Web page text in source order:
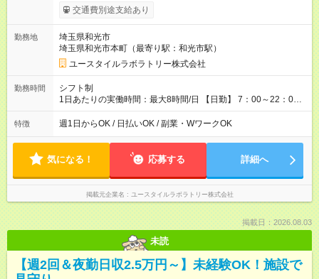
考慮して決定します 【収入例】 週1回勤務の場合：1,510円×8時
間×4回=4万8,320円 週3回勤務の場合：1,510円×8時間×12回
1,600円 【試用期間】試用期間あり 試用期間の長さ：2ヶ月
※ 雇用形態と給与に、本採用時と異なる部分があります。 雇用
形態：本採用時と同じです。 給与：時給 1,150円以上
交通費別途支給あり
勤務地
埼玉県和光市
埼玉県和光市本町（最寄り駅：和光市駅）
ユースタイルラボラトリー株式会社
勤務時間
シフト制
1日あたりの実働時間：最大8時間/日 【日勤】 7：00～22：00
の間で8時間勤務（休憩時間は法定通り） ※週1日～OK ／ 夜勤
なし ＊＊ 勤務時間例 ＊＊ ■8時から17時 ■9時から18時 ■10
定（毎週同じ曜日勤務）
特徴 週1日からOK / 日払いOK / 副業・WワークOK
気になる！ 応募する 詳細へ
掲載元企業名 ユースタイルラボラトリー株式会社
掲載日：2026.08.03
未読
【週2回＆夜勤日収2.5万円～】未経験OK！施設で